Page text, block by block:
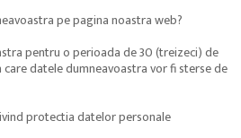
pe pagina noastra web?
pentru o perioada de 30 (treizeci) de
datele dumneavoastra vor fi sterse de
protectia datelor personale